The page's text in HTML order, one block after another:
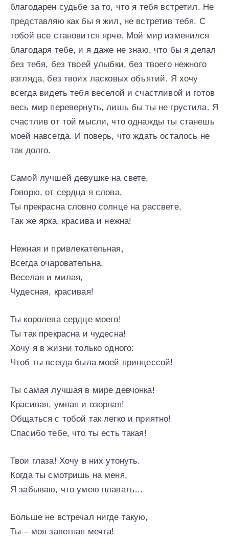
благодарен судьбе за то, что я тебя встретил. Не
представляю как бы я жил, не встретив тебя. С
тобой все становится ярче. Мой мир изменился
благодаря тебе, и я даже не знаю, что бы я делал
без тебя, без твоей улыбки, без твоего нежного
взгляда, без твоих ласковых объятий. Я хочу
всегда видеть тебя веселой и счастливой и готов
весь мир перевернуть, лишь бы ты не грустила. Я
счастлив от той мысли, что однажды ты станешь
моей навсегда. И поверь, что ждать осталось не
так долго.
Самой лучшей девушке на свете,
Говорю, от сердца я слова,
Ты прекрасна словно солнце на рассвете,
Так же ярка, красива и нежна!
Нежная и привлекательная,
Всегда очаровательна.
Веселая и милая,
Чудесная, красивая!
Ты королева сердце моего!
Ты так прекрасна и чудесна!
Хочу я в жизни только одного:
Чтоб ты всегда была моей принцессой!
Ты самая лучшая в мире девчонка!
Красивая, умная и озорная!
Общаться с тобой так легко и приятно!
Спасибо тебе, что ты есть такая!
Твои глаза! Хочу в них утонуть.
Когда ты смотришь на меня,
Я забываю, что умею плавать…
Больше не встречал нигде такую,
Ты – моя заветная мечта!